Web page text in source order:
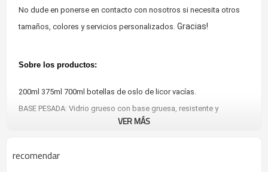
No dude en ponerse en contacto con nosotros si necesita otros
tamaños, colores y servicios personalizados. Gracias!
Sobre los productos:
200ml 375ml 700ml botellas de oslo de licor vacías.
BASE PESADA: Vidrio grueso con base gruesa, resistente y
CORCHO SINTÉTICO T-TOP: sello apretado como un corcho
VER MÁS
recomendar